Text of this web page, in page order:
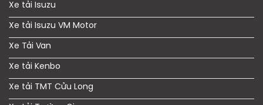
Xe tải Isuzu
Xe tải Isuzu VM Motor
Xe Tải Van
Xe tải Kenbo
Xe tải TMT Cửu Long